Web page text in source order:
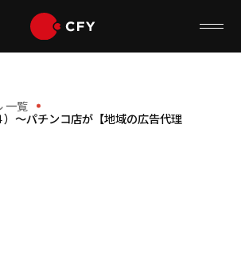
一覧
～パチンコ店が【地域の広告代理